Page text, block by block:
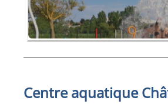
Centre aquatique